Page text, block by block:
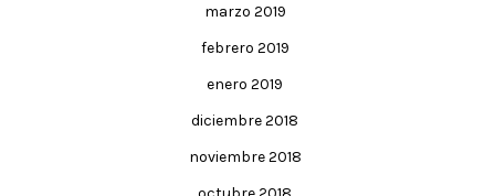
marzo 2019
febrero 2019
enero 2019
diciembre 2018
noviembre 2018